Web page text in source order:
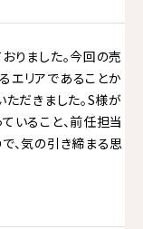
りました。今回の売
エリアであることか
ただきました。S様が
いること、前任担当
、気の引き締まる思